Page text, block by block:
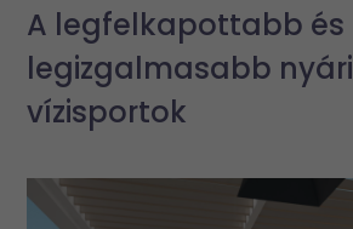
A legfelkapottabb és
legizgalmasabb nyári
vízisportok